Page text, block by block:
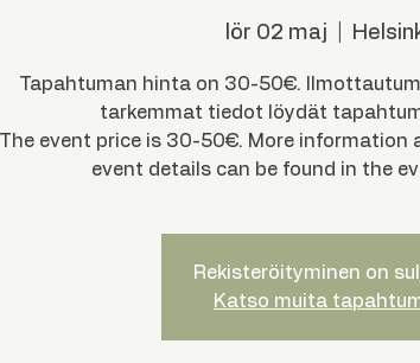
lör 02 maj
Tapahtuman hinta on 30-50€.
tarkemmat tiedot löydät
The event price is 30-50€. More information
event details can be found in the
Rekisteröityminen on
Katso muita